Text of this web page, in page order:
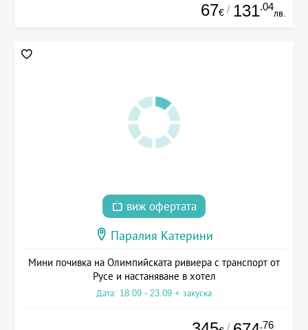
67€ / 131.04
лв.
виж офертата
Паралия Катерини
Мини почивка на Олимпийската ривиера с транспорт от
Русе и настаняване в хотел
Дата: 18.09 - 23.09 + закуска
.76